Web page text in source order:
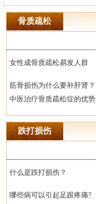
骨质疏松
女性成骨质疏松易发人群
筋骨损伤为什么要补肝肾？
中医治疗骨质疏松症的优势
跌打损伤
什么是跌打损伤？
哪些病可以引起足跟疼痛?